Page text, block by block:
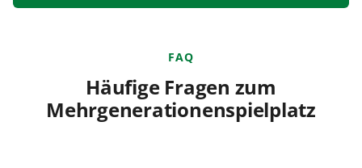
FAQ
Häufige Fragen zum
Mehrgenerationenspielplatz